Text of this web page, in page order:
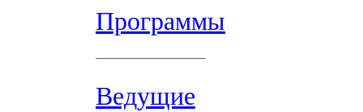
Программы
Ведущие